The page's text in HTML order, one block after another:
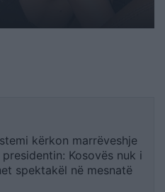
kërkon marrëveshje
presidentin: Kosovës nuk i
spektakël në mesnatë